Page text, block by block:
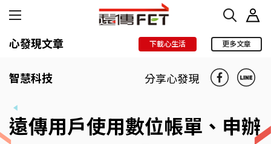
心發現文章 下載心生活 更多文章
智慧科技 分享心發現
遠傳用戶使用數位帳單、申辦